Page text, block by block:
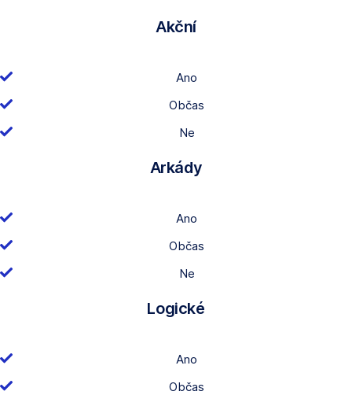
Akční
Ano
Občas
Ne
Arkády
Ano
Občas
Ne
Logické
Ano
Občas